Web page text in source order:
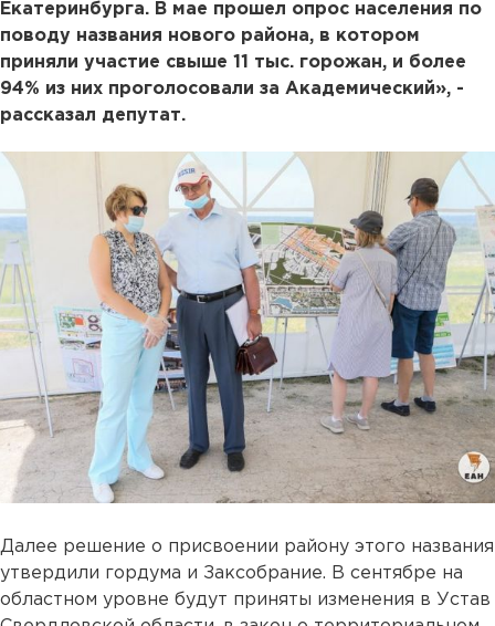
Екатеринбурга. В мае прошел опрос населения по
поводу названия нового района, в котором
приняли участие свыше 11 тыс. горожан, и более
94% из них проголосовали за Академический», -
рассказал депутат.
Далее решение о присвоении району этого названия
утвердили гордума и Заксобрание. В сентябре на
областном уровне будут приняты изменения в Устав